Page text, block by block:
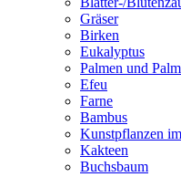
Gräser
Birken
Eukalyptus
Palmen und
Efeu
Farne
Bambus
Kunstpflanzen
Kakteen
Buchsbaum